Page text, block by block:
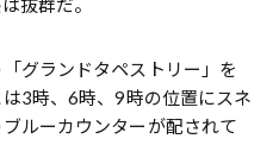
抜群だ。
グランドタペストリー」を
3時、6時、9時の位置にスネ
ルーカウンターが配されて